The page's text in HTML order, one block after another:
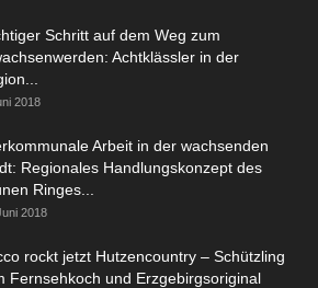
Schritt auf dem Weg zum
Achtklässler in der
2018
Arbeit in der wachsenden
Regionales Handlungskonzept des
Ringes...
2018
rockt jetzt Hutzencountry – Schützling
Fernsehkoch und Erzgebirgsoriginal